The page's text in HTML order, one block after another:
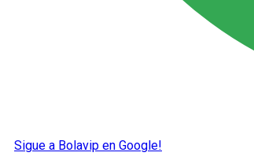
Sigue a Bolavip en Google!